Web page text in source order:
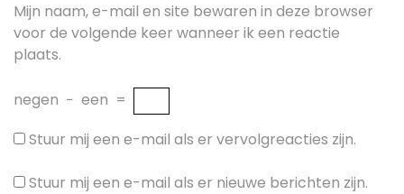
Mijn naam, e-mail en site bewaren in deze browser
voor de volgende keer wanneer ik een reactie
plaats.
negen − een =
Stuur mij een e-mail als er vervolgreacties zijn.
Stuur mij een e-mail als er nieuwe berichten zijn.